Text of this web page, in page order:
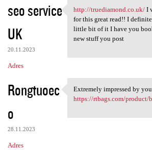
seo service
UK
20.11.2023
Adres
http://
http://truediamond.co.uk/I
for this great read!! I
little bit of it I have you
new stuff you post
Rongtuoec
o
28.11.2023
Adres
Extremely impressed
Extremely impressed by
https://rtbags.com/product/